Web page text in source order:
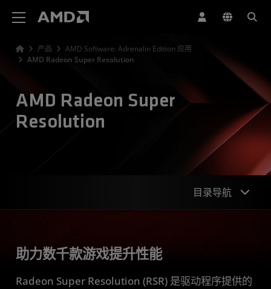
产品
AMD Software: Adrenalin Edition 应用
AMD Radeon Super Resolution
AMD Radeon Super
Resolution
目录导航
性能
助力数千款游戏提升性能
Radeon Super Resolution (RSR) 是驱动程序提供的